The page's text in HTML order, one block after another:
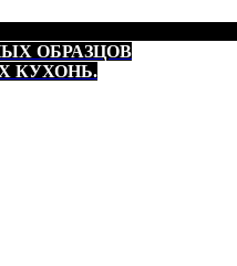
ОБРАЗЦОВ
КУХОНЬ.